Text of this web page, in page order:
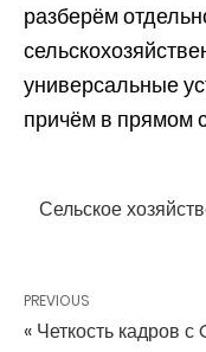
разберём
универсальные
причём в прямом
Сельское
PREVIOUS
« Четкость кадров